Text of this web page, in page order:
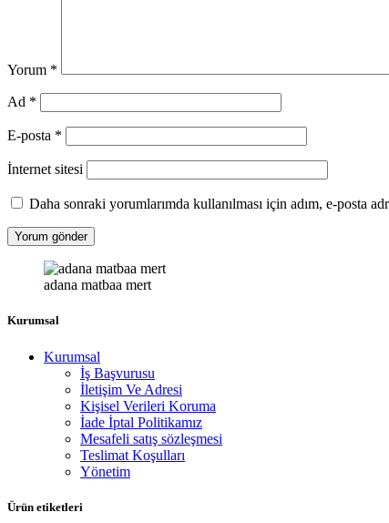
Yorum *
Ad *
E-posta *
İnternet sitesi
Daha sonraki yorumlarımda kullanılması için adım, e-posta
adana matbaa mert
Kurumsal
Kurumsal
İş Başvurusu
İletişim Ve Adresi
Kişisel Verileri Koruma
İade İptal Politikamız
Mesafeli satış sözleşmesi
Teslimat Koşulları
Yönetim
Ürün etiketleri